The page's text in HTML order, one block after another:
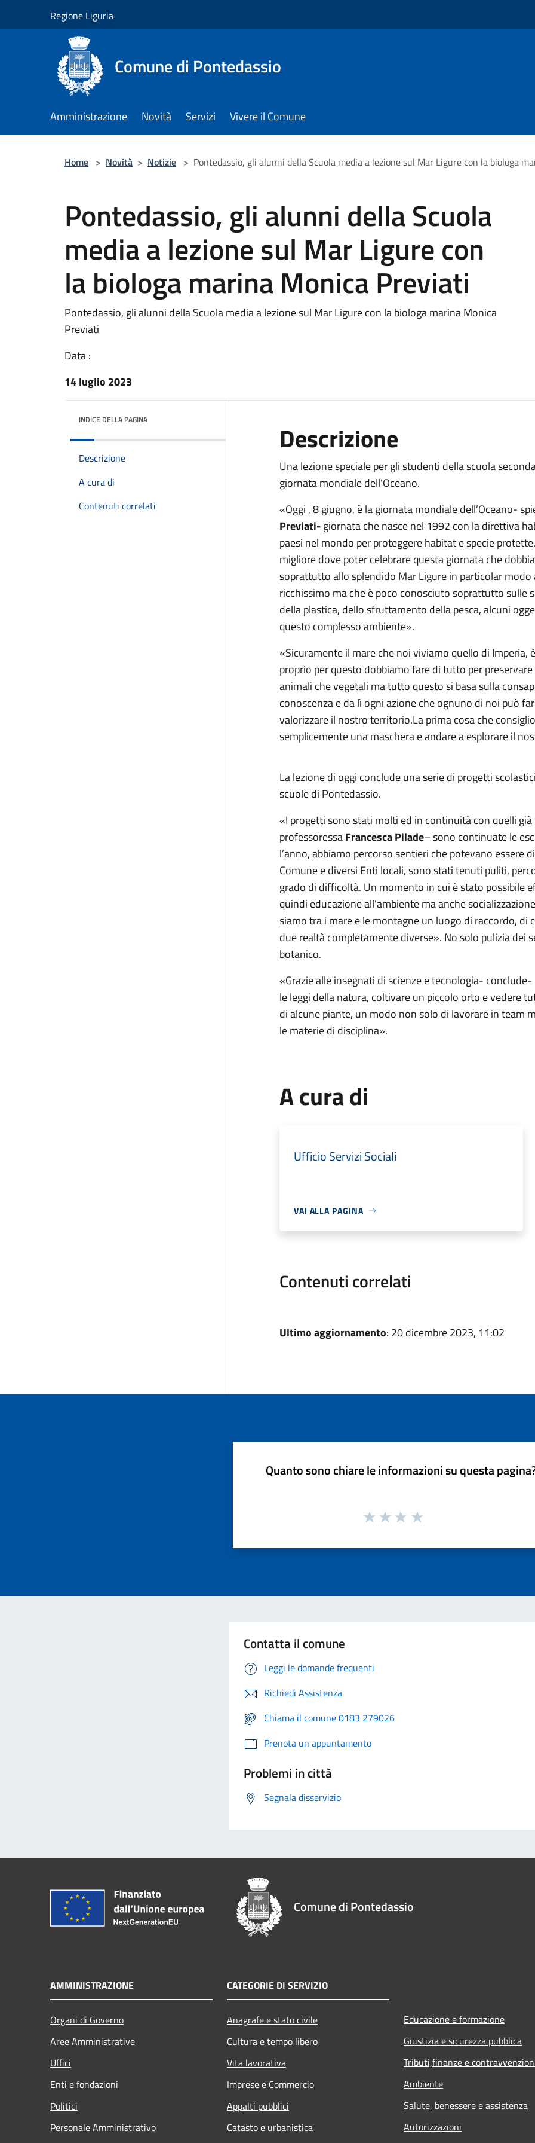
Regione Liguria
Comune di Pontedassio
Amministrazione Novità Servizi Vivere il Comune
Home > Novità > Notizie > Pontedassio, gli alunni della Scuola media a lezione sul Mar Ligure con la biologa
Pontedassio, gli alunni della Scuola
media a lezione sul Mar Ligure con
la biologa marina Monica Previati
Pontedassio, gli alunni della Scuola media a lezione sul Mar Ligure con la biologa marina Monica
Previati
Data :
14 luglio 2023
INDICE DELLA PAGINA
Descrizione
A cura di
Contenuti correlati
Descrizione
Una lezione speciale per gli studenti della scuola
giornata mondiale dell’Oceano.
«Oggi , 8 giugno, è la giornata mondiale dell’Oceano-
Previati-giornata che nasce nel 1992 con la direttiva
paesi nel mondo per proteggere habitat e specie
migliore dove poter celebrare questa giornata che
soprattutto allo splendido Mar Ligure in particolar
ricchissimo ma che è poco conosciuto soprattutto sulle
della plastica, dello sfruttamento della pesca, alcuni
questo complesso ambiente».
«Sicuramente il mare che noi viviamo quello di Imperia,
proprio per questo dobbiamo fare di tutto per
animali che vegetali ma tutto questo si basa sulla
conoscenza e da lì ogni azione che ognuno di noi può
valorizzare il nostro territorio.La prima cosa che
semplicemente una maschera e andare a esplorare il
La lezione di oggi conclude una serie di progetti
scuole di Pontedassio.
«I progetti sono stati molti ed in continuità con quelli
professoressaFrancesca Pilade– sono continuate le
l’anno, abbiamo percorso sentieri che potevano essere
Comune e diversi Enti locali, sono stati tenuti puliti,
grado di difficoltà. Un momento in cui è stato possibile
quindi educazione all’ambiente ma anche
siamo tra i mare e le montagne un luogo di raccordo,
due realtà completamente diverse». No solo pulizia dei
botanico.
«Grazie alle insegnati di scienze e tecnologia-
le leggi della natura, coltivare un piccolo orto e vedere
di alcune piante, un modo non solo di lavorare in team
le materie di disciplina».
A cura di
Ufficio Servizi Sociali
VAI ALLA PAGINA
Contenuti correlati
Ultimo aggiornamento: 20 dicembre 2023, 11:02
Quanto sono chiare le informazioni su questa
Contatta il comune
Leggi le domande frequenti
Richiedi Assistenza
Chiama il comune 0183 279026
Prenota un appuntamento
Problemi in città
Segnala disservizio
Comune di Pontedassio
AMMINISTRAZIONE
Organi di Governo
Aree Amministrative
Uffici
Enti e fondazioni
Politici
Personale Amministrativo
CATEGORIE DI SERVIZIO
Anagrafe e stato civile
Cultura e tempo libero
Vita lavorativa
Imprese e Commercio
Appalti pubblici
Catasto e urbanistica
Educazione e formazione
Giustizia e sicurezza pubblica
Tributi,finanze e
Ambiente
Salute, benessere e assistenza
Autorizzazioni